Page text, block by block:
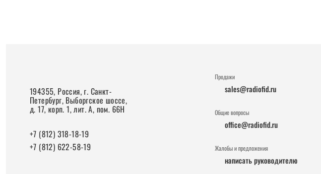
194355, Россия, г. Санкт-
Петербург, Выборгское шоссе,
д. 17, корп. 1, лит. А, пом. 66Н
+7 (812) 318-18-19
+7 (812) 622-58-19
Продажи
sales@radiofid.ru
Общие вопросы
office@radiofid.ru
Жалобы и предложения
написать руководителю